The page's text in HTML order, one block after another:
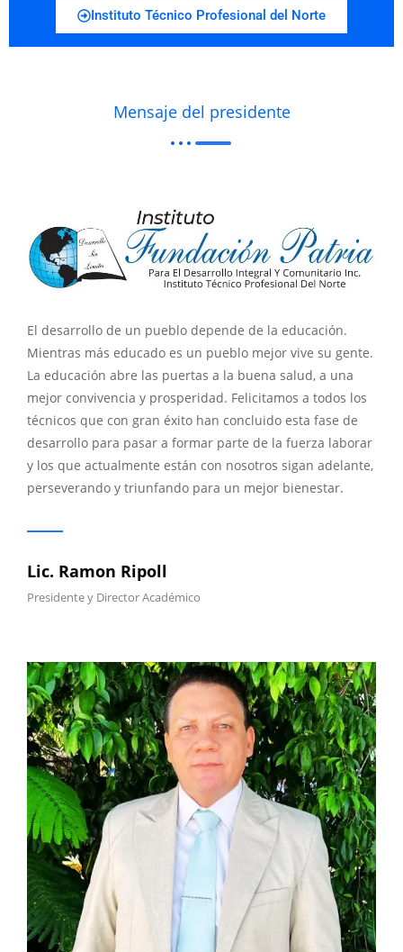
Instituto Técnico Profesional del Norte
Mensaje del presidente
El desarrollo de un pueblo depende de la educación.
Mientras más educado es un pueblo mejor vive su gente.
La educación abre las puertas a la buena salud, a una
mejor convivencia y prosperidad. Felicitamos a todos los
técnicos que con gran éxito han concluido esta fase de
desarrollo para pasar a formar parte de la fuerza laborar
y los que actualmente están con nosotros sigan adelante,
perseverando y triunfando para un mejor bienestar.
Lic. Ramon Ripoll
Presidente y Director Académico